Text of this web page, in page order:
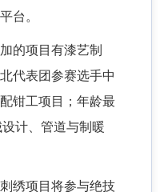
台。
的项目有漆艺制
代表团参赛选手中
钳工项目；年龄最
计、管道与制暖
绣项目将参与绝技